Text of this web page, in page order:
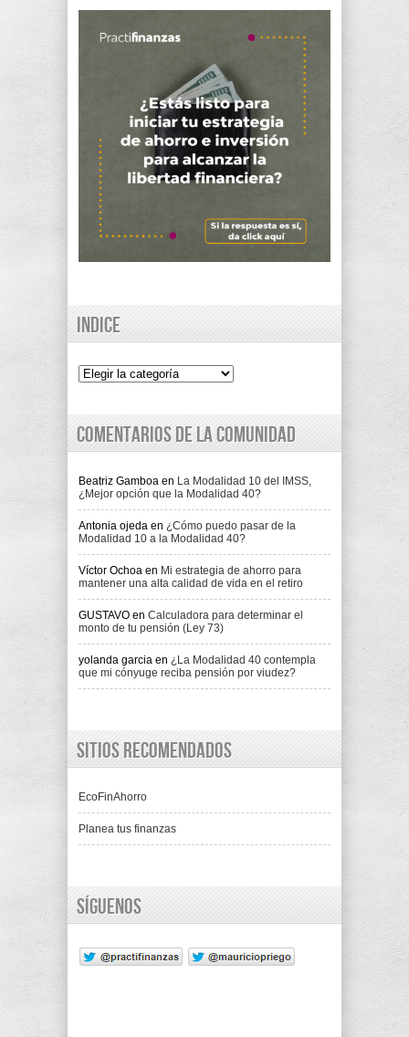
Indice
Indice
Comentarios de la comunidad
Beatriz Gamboa en La Modalidad 10 del IMSS,
¿Mejor opción que la Modalidad 40?
Antonia ojeda en ¿Cómo puedo pasar de la
Modalidad 10 a la Modalidad 40?
Víctor Ochoa en Mi estrategia de ahorro para
mantener una alta calidad de vida en el retiro
GUSTAVO en Calculadora para determinar el
monto de tu pensión (Ley 73)
yolanda garcia en ¿La Modalidad 40 contempla
que mi cónyuge reciba pensión por viudez?
Sitios recomendados
EcoFinAhorro
Planea tus finanzas
Síguenos